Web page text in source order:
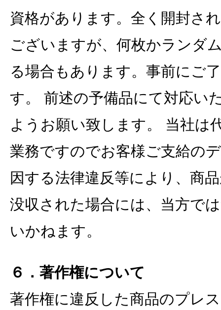
資格があります。全く開封さ
ございますが、何枚かランダ
る場合もあります。事前にご
す。 前述の予備品にて対応い
ようお願い致します。 当社は
業務ですのでお客様ご支給の
因する法律違反等により、商
没収された場合には、当方で
いかねます。
６．著作権について
著作権に違反した商品のプレ